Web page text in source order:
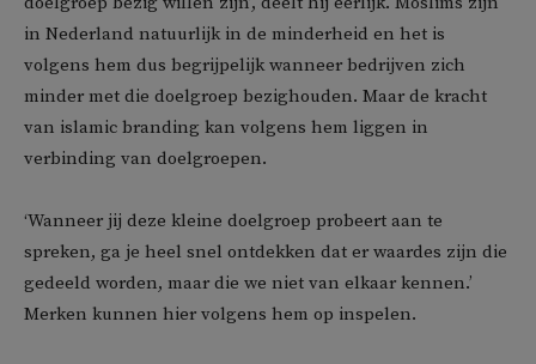
in Nederland natuurlijk in de minderheid en het is
volgens hem dus begrijpelijk wanneer bedrijven zich
minder met die doelgroep bezighouden. Maar de kracht
van islamic branding kan volgens hem liggen in
verbinding van doelgroepen.
‘Wanneer jij deze kleine doelgroep probeert aan te
spreken, ga je heel snel ontdekken dat er waardes zijn die
gedeeld worden, maar die we niet van elkaar kennen.’
Merken kunnen hier volgens hem op inspelen.